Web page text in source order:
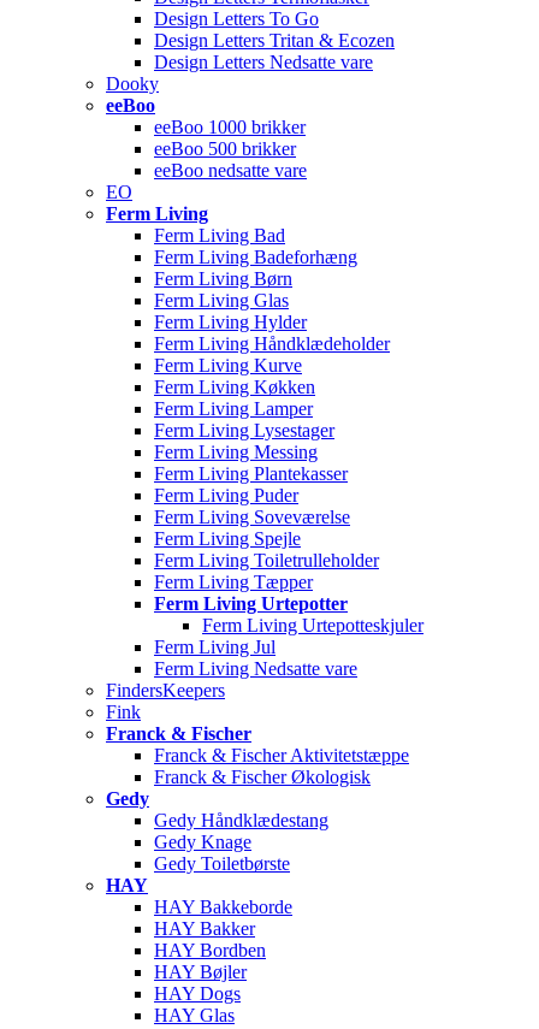
Design Letters To Go
Design Letters Tritan & Ecozen
Design Letters Nedsatte vare
Dooky
eeBoo
eeBoo 1000 brikker
eeBoo 500 brikker
eeBoo nedsatte vare
EO
Ferm Living
Ferm Living Bad
Ferm Living Badeforhæng
Ferm Living Børn
Ferm Living Glas
Ferm Living Hylder
Ferm Living Håndklædeholder
Ferm Living Kurve
Ferm Living Køkken
Ferm Living Lamper
Ferm Living Lysestager
Ferm Living Messing
Ferm Living Plantekasser
Ferm Living Puder
Ferm Living Soveværelse
Ferm Living Spejle
Ferm Living Toiletrulleholder
Ferm Living Tæpper
Ferm Living Urtepotter
Ferm Living Urtepotteskjuler
Ferm Living Jul
Ferm Living Nedsatte vare
FindersKeepers
Fink
Franck & Fischer
Franck & Fischer Aktivitetstæppe
Franck & Fischer Økologisk
Gedy
Gedy Håndklædestang
Gedy Knage
Gedy Toiletbørste
HAY
HAY Bakkeborde
HAY Bakker
HAY Bordben
HAY Bøjler
HAY Dogs
HAY Glas